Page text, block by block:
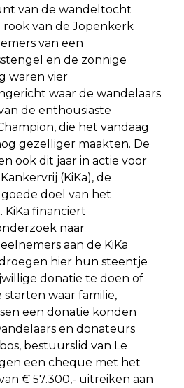
van de wandeltocht
rook van de Jopenkerk
van een
en de zonnige
waren vier
waar de wandelaars
de enthousiaste
die het vandaag
gezelliger maakten. De
ook dit jaar in actie voor
(KiKa), de
doel van het
financiert
naar
aan de KiKa
hier hun steentje
donatie te doen of
starten waar familie,
een donatie konden
en donateurs
bestuurslid van Le
een cheque met het
€ 57.300,- uitreiken aan